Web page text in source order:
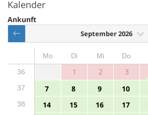
Kalender
Ankunft
September 2026
Mo Di Mi Do
36
1 2 3
37 7 8 9 10
38 14 15 16 17